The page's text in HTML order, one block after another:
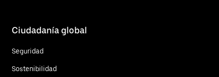
Ciudadanía global
Seguridad
Sostenibilidad